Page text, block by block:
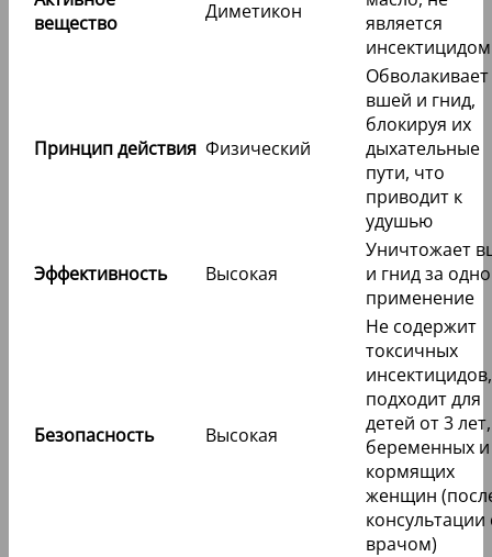
вещество
Диметикон
является
инсектицидом
Принцип действия Физический
Обволакивает
вшей и гнид,
блокируя их
дыхательные
пути, что
приводит к
удушью
Эффективность Высокая
Уничтожает
и гнид за одно
применение
Безопасность Высокая
Не содержит
токсичных
инсектицидов,
подходит для
детей от 3 лет,
беременных и
кормящих
женщин
консультации
врачом)